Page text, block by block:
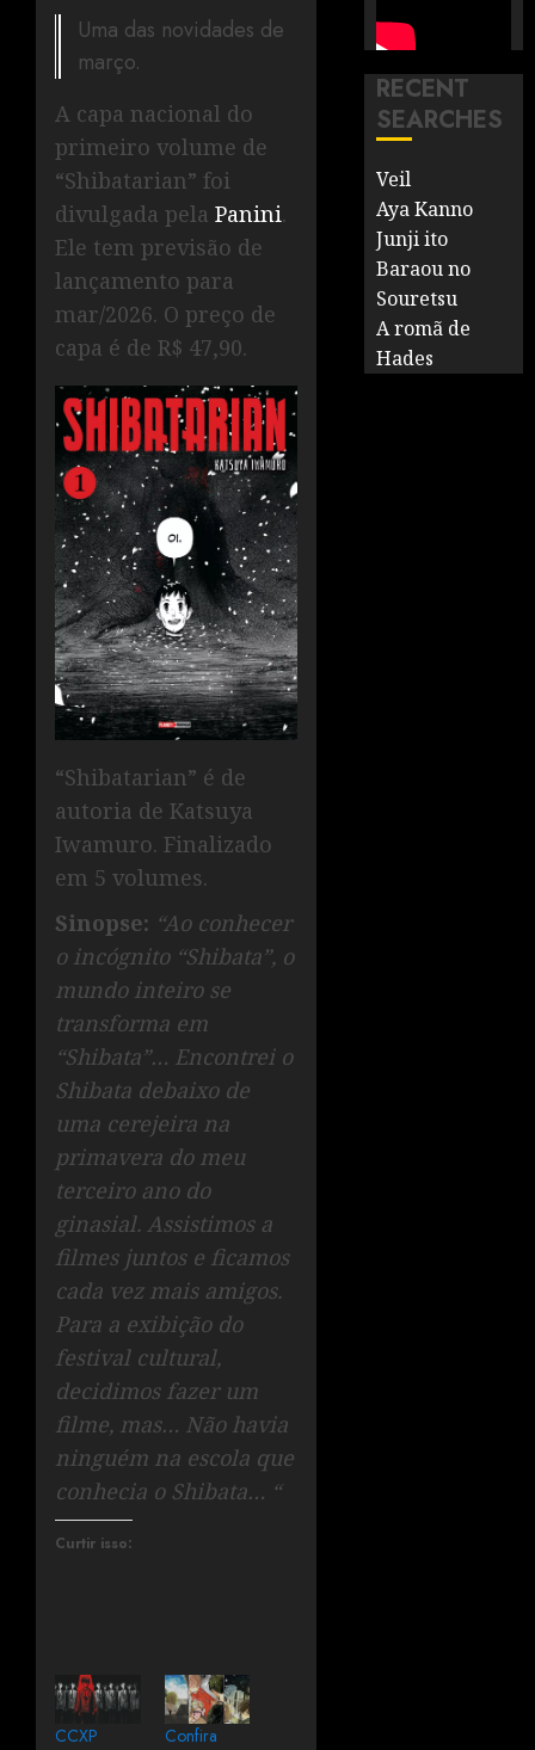
Uma das novidades de
março.
A capa nacional do
primeiro volume de
“Shibatarian” foi
divulgada pela Panini.
Ele tem previsão de
lançamento para
mar/2026. O preço de
capa é de R$ 47,90.
“Shibatarian” é de
autoria de Katsuya
Iwamuro. Finalizado
em 5 volumes.
Sinopse: “Ao conhecer
o incógnito “Shibata”, o
mundo inteiro se
transforma em
“Shibata”… Encontrei o
Shibata debaixo de
uma cerejeira na
primavera do meu
terceiro ano do
ginasial. Assistimos a
filmes juntos e ficamos
cada vez mais amigos.
Para a exibição do
festival cultural,
decidimos fazer um
filme, mas… Não havia
ninguém na escola que
conhecia o Shibata… “
Curtir isso:
CCXP
Confira
RECENT
SEARCHES
Veil
Aya Kanno
Junji ito
Baraou no
Souretsu
A romã de
Hades